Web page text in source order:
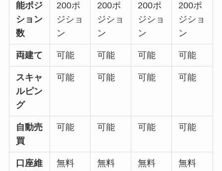
能ポジ
ション
数
200ポ
ジショ
ン
200ポ
ジショ
ン
200ポ
ジショ
ン
200ポ
ジショ
ン
両建て 可能 可能 可能 可能
スキャ
ルピン
グ
可能 可能 可能 可能
自動売
買
可能 可能 可能 可能
口座維
無料 無料 無料 無料